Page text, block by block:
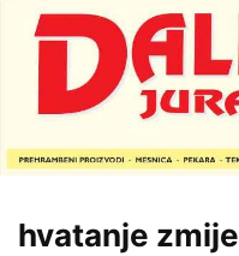
hvatanje zmije